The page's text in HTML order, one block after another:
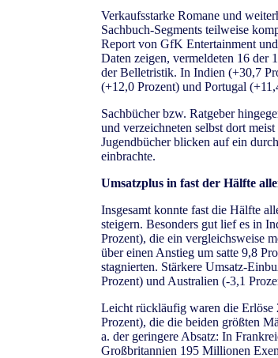
Verkaufsstarke Romane und
Sachbuch-Segments teilweise
Report von GfK Entertainment
Daten zeigen, vermeldeten 16 der
der Belletristik. In Indien (+30,7
(+12,0 Prozent) und Portugal
Sachbücher bzw. Ratgeber
und verzeichneten selbst dort
Jugendbücher blicken auf ein
einbrachte.
Umsatzplus in fast der Hälfte
Insgesamt konnte fast die Hälfte
steigern. Besonders gut lief es in
Prozent), die ein vergleichsweise
über einen Anstieg um satte 9,8
stagnierten. Stärkere Umsatz-
Prozent) und Australien (-3,1
Leicht rückläufig waren die Erlöse
Prozent), die die beiden größten
a. der geringere Absatz: In
Großbritannien 195 Millionen